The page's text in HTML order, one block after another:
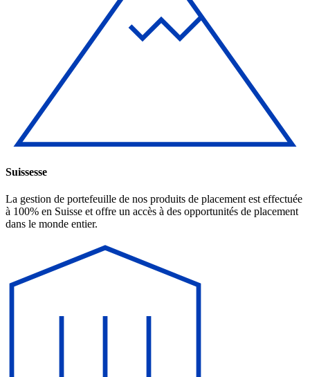
Suissesse
La gestion de portefeuille de nos produits de placement est effectuée
à 100% en Suisse et offre un accès à des opportunités de placement
dans le monde entier.